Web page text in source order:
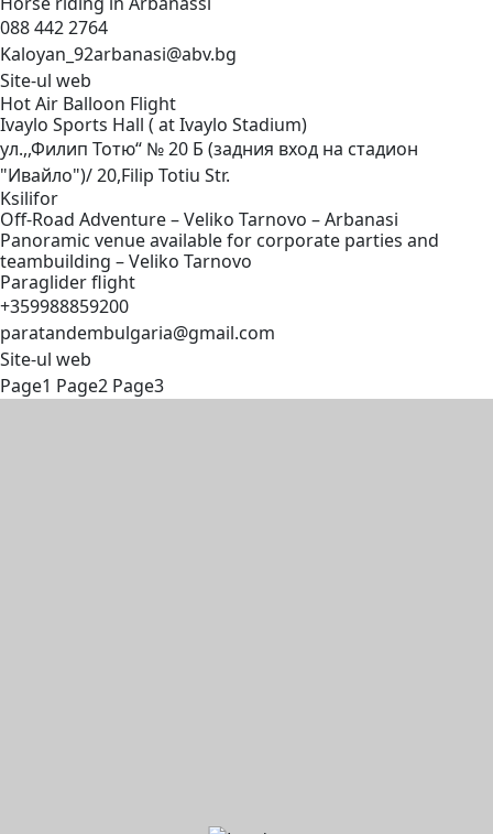
088 442 2764
Kaloyan_92arbanasi@abv.bg
Site-ul web
Hot Air Balloon Flight
Ivaylo Sports Hall ( at Ivaylo Stadium)
ул.,,Филип Тотю“ № 20 Б (задния вход на стадион
"Ивайло")/ 20,Filip Totiu Str.
Ksilifor
Off-Road Adventure – Veliko Tarnovo –Arbanasi
Panoramic venue available for corporate parties and
teambuilding – Veliko Tarnovo
Paragliderflight
+359988859200
paratandembulgaria@gmail.com
Site-ul web
Page1 Page2 Page3